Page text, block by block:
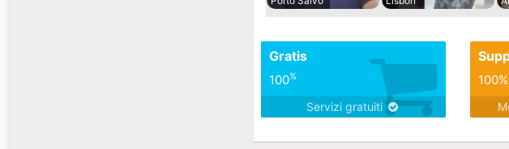
Gratis
100%
Servizi gratuiti